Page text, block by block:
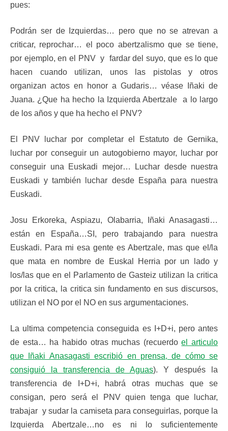
pues:
Podrán ser de Izquierdas… pero que no se atrevan a
criticar, reprochar… el poco abertzalismo que se tiene,
por ejemplo, en el PNV y fardar del suyo, que es lo que
hacen cuando utilizan, unos las pistolas y otros
organizan actos en honor a Gudaris… véase Iñaki de
Juana. ¿Que ha hecho la Izquierda Abertzale a lo largo
de los años y que ha hecho el PNV?
El PNV luchar por completar el Estatuto de Gernika,
luchar por conseguir un autogobierno mayor, luchar por
conseguir una Euskadi mejor… Luchar desde nuestra
Euskadi y también luchar desde España para nuestra
Euskadi.
Josu Erkoreka, Aspiazu, Olabarria, Iñaki Anasagasti…
están en España…SI, pero trabajando para nuestra
Euskadi. Para mi esa gente es Abertzale, mas que el/la
que mata en nombre de Euskal Herria por un lado y
los/las que en el Parlamento de Gasteiz utilizan la critica
por la critica, la critica sin fundamento en sus discursos,
utilizan el NO por el NO en sus argumentaciones.
La ultima competencia conseguida es I+D+i, pero antes
de esta… ha habido otras muchas (recuerdoel articulo
que Iñaki Anasagasti escribió en prensa, de cómo se
consiguió la transferencia de Aguas). Y después la
transferencia de I+D+i, habrá otras muchas que se
consigan, pero será el PNV quien tenga que luchar,
trabajar y sudar la camiseta para conseguirlas, porque la
Izquierda Abertzale…no es ni lo suficientemente